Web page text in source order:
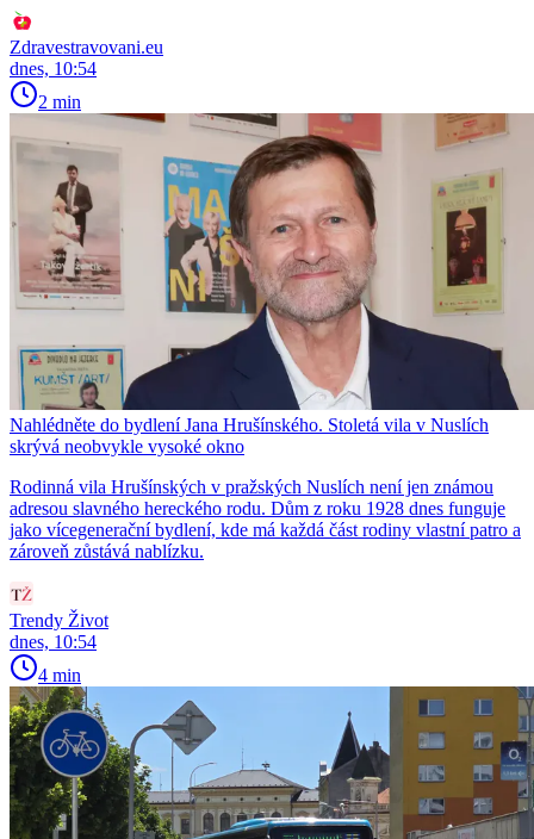
Zdravestravovani.eu
dnes, 10:54
2 min
Nahlédněte do bydlení Jana Hrušínského. Stoletá vila v Nuslích
skrývá neobvykle vysoké okno
Rodinná vila Hrušínských v pražských Nuslích není jen známou
adresou slavného hereckého rodu. Dům z roku 1928 dnes funguje
jako vícegenerační bydlení, kde má každá část rodiny vlastní patro a
zároveň zůstává nablízku.
Trendy Život
dnes, 10:54
4 min